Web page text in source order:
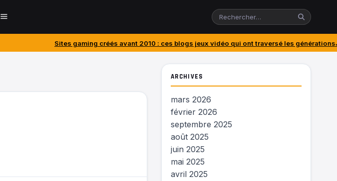
Sites gaming créés avant 2010 : ces blogs jeux vidéo qui ont traversé les générations J’ai acheté le
ARCHIVES
mars 2026
février 2026
septembre 2025
août 2025
juin 2025
mai 2025
avril 2025